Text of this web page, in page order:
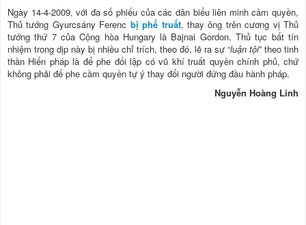
Ngày 14-4-2009, với đa số phiếu của các dân biểu liên minh cầm quyền,
Thủ tướng Gyurcsány Ferenc bị phế truất, thay ông trên cương vị Thủ
tướng thứ 7 của Cộng hòa Hungary là Bajnai Gordon. Thủ tục bất tín
nhiệm trong dịp này bị nhiều chỉ trích, theo đó, lẽ ra sự “luận tội” theo tinh
thần Hiến pháp là để phe đối lập có vũ khí truất quyền chính phủ, chứ
không phải để phe cầm quyền tự ý thay đổi người đứng đầu hành pháp.
Nguyễn Hoàng Linh